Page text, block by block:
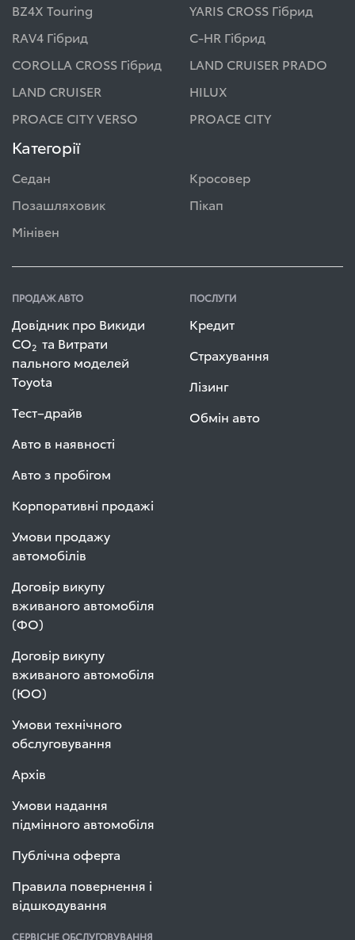
BZ4X Touring
YARIS CROSS Гібрид
RAV4 Гібрид
C-HR Гібрид
COROLLA CROSS Гібрид
LAND CRUISER PRADO
LAND CRUISER
HILUX
PROACE CITY VERSO
PROACE CITY
Категорії
Седан
Кросовер
Позашляховик
Пікап
Мінівен
ПРОДАЖ АВТО
Довідник про Викиди
СО2 та Витрати
пального моделей
Toyota
Тест–драйв
Авто в наявності
Авто з пробігом
Корпоративні продажі
Умови продажу
автомобілів
Договір викупу
вживаного автомобіля
(ФО)
Договір викупу
вживаного автомобіля
(ЮО)
Умови технічного
обслуговування
Архів
Умови надання
підмінного автомобіля
Публічна оферта
Правила повернення і
відшкодування
ПОСЛУГИ
Кредит
Страхування
Лізинг
Обмін авто
СЕРВІСНЕ ОБСЛУГОВУВАННЯ